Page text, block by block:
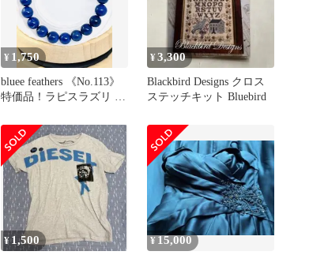
¥ 1,750
bluee feathers 《No.113》
特価品！ラピスラズリ 約
¥3,300
Blackbird Designs クロス
ステッチキット Bluebird
¥ 1,500 ¥ 15,000